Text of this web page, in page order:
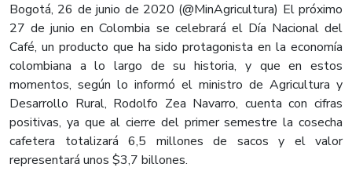
Bogotá, 26 de junio de 2020 (@MinAgricultura) El próximo
27 de junio en Colombia se celebrará el Día Nacional del
Café, un producto que ha sido protagonista en la economía
colombiana a lo largo de su historia, y que en estos
momentos, según lo informó el ministro de Agricultura y
Desarrollo Rural, Rodolfo Zea Navarro, cuenta con cifras
positivas, ya que al cierre del primer semestre la cosecha
cafetera totalizará 6,5 millones de sacos y el valor
representará unos $3,7 billones.